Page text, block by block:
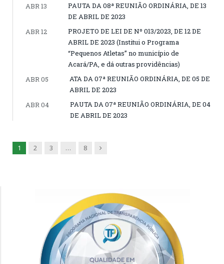
ABR 13
PAUTA DA 08ª REUNIÃO ORDINÁRIA, DE 13
DE ABRIL DE 2023
ABR 12
PROJETO DE LEI DE Nº 013/2023, DE 12 DE
ABRIL DE 2023 (Institui o Programa
“Pequenos Atletas” no município de
Acará/PA, e dá outras providências)
ABR 05
ATA DA 07ª REUNIÃO ORDINÁRIA, DE 05 DE
ABRIL DE 2023
ABR 04
PAUTA DA 07ª REUNIÃO ORDINÁRIA, DE 04
DE ABRIL DE 2023
1 2 3 … 8 Next